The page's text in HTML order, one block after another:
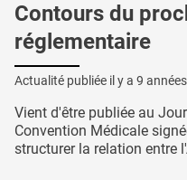
Contours du
réglementaire
Actualité publiée il y a 9
Vient d'être publiée au
Convention Médicale
structurer la relation entre